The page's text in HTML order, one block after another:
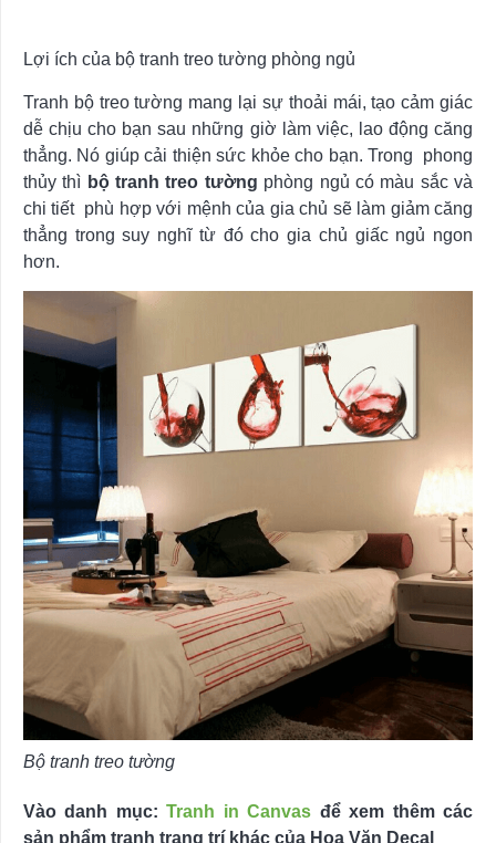
Lợi ích của bộ tranh treo tường phòng ngủ
Tranh bộ treo tường mang lại sự thoải mái, tạo cảm giác
dễ chịu cho bạn sau những giờ làm việc, lao động căng
thẳng. Nó giúp cải thiện sức khỏe cho bạn. Trong phong
thủy thì bộ tranh treo tường phòng ngủ có màu sắc và
chi tiết phù hợp với mệnh của gia chủ sẽ làm giảm căng
thẳng trong suy nghĩ từ đó cho gia chủ giấc ngủ ngon
hơn.
Bộ tranh treo tường
Vào danh mục:Tranh in Canvas để xem thêm các
sản phẩm tranh trang trí khác của Hoa Văn Decal